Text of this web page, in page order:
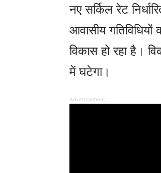
नए सर्किल रेट
आवासीय
विकास हो रहा है।
में घटेगा।
Advertisement